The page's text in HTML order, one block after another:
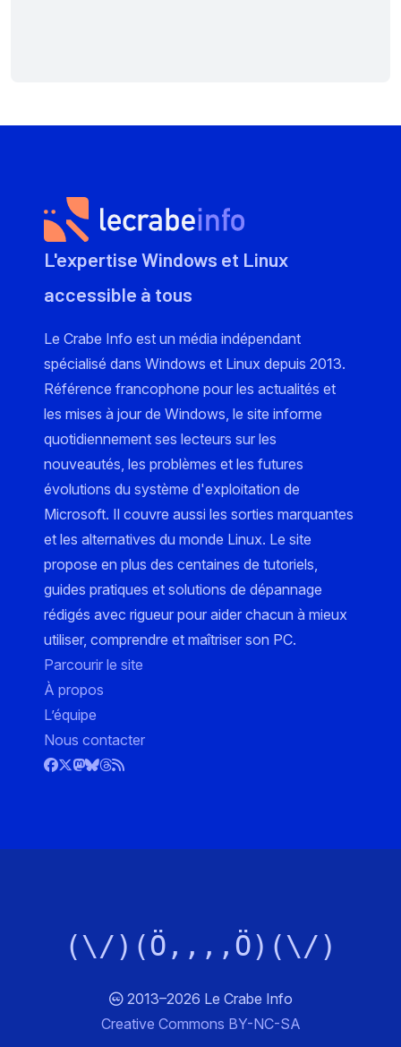
L'expertise Windows et Linux
accessible à tous
Le Crabe Info est un média indépendant
spécialisé dans Windows et Linux depuis 2013.
Référence francophone pour les actualités et
les mises à jour de Windows, le site informe
quotidiennement ses lecteurs sur les
nouveautés, les problèmes et les futures
évolutions du système d'exploitation de
Microsoft. Il couvre aussi les sorties marquantes
et les alternatives du monde Linux. Le site
propose en plus des centaines de tutoriels,
guides pratiques et solutions de dépannage
rédigés avec rigueur pour aider chacun à mieux
utiliser, comprendre et maîtriser son PC.
Parcourir le site
À propos
L’équipe
Nous contacter
(\/)(Ö,,,,Ö)(\/)
2013–2026 Le Crabe Info
Creative Commons BY-NC-SA